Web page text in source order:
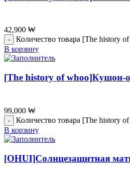
42,900 ₩
Количество товара [The history
В корзину
[The history of whoo]Кушон-
99,000 ₩
Количество товара [The history
В корзину
[OHUI]Солнцезащитная